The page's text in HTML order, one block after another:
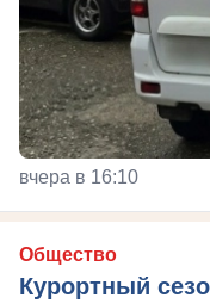
вчера в 16:10
Общество
Курортный